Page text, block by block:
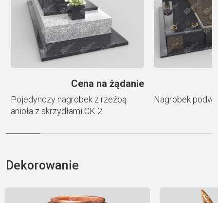
Cena na żądanie
Pojedynczy nagrobek z rzeźbą
anioła z skrzydłami CK 2
Nagrobek
Dekorowanie